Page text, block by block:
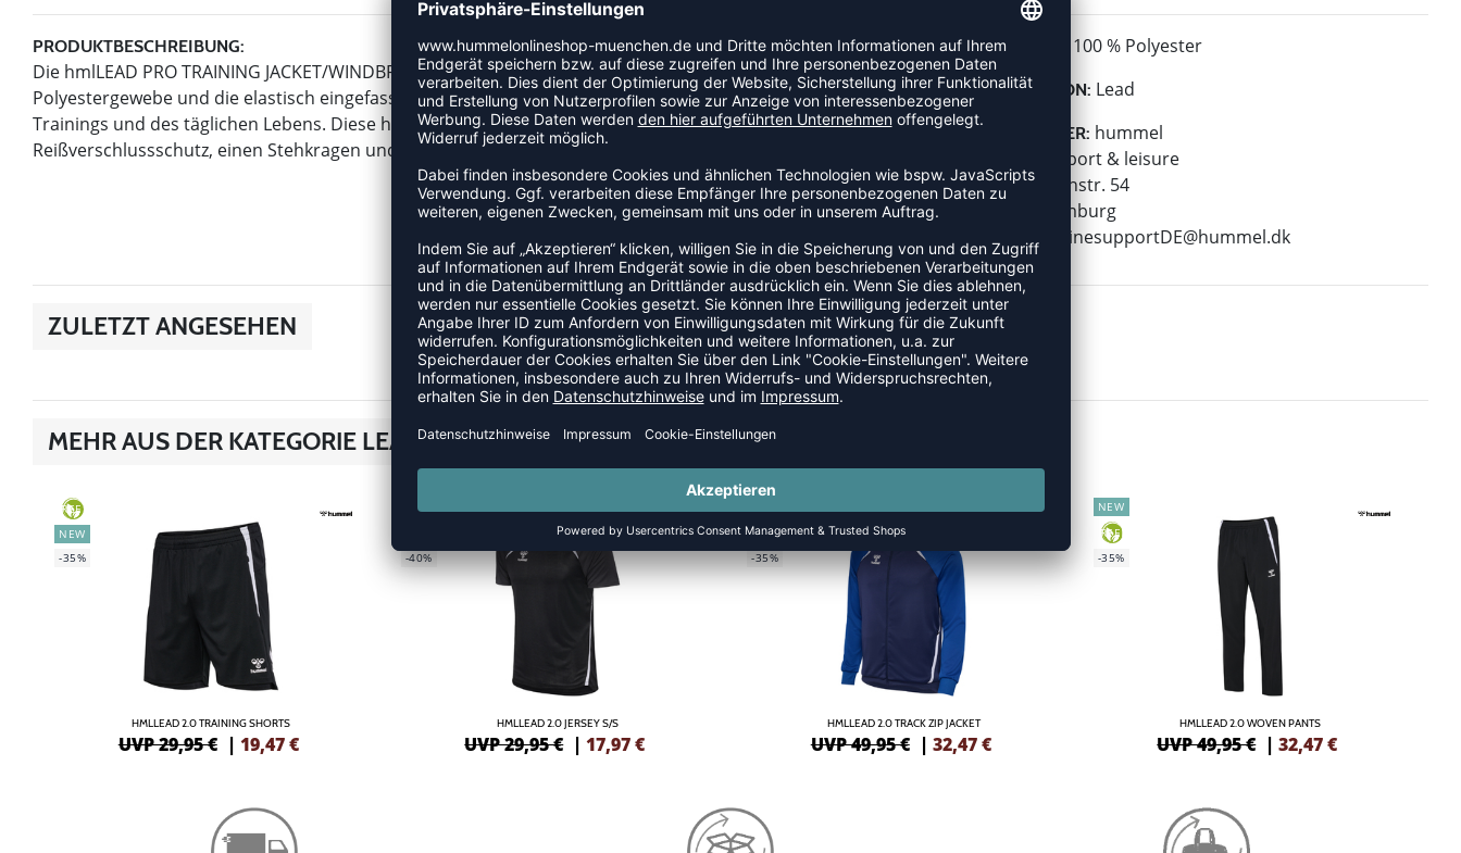
PRODUKTBESCHREIBUNG:
Die hmlLEAD PRO TRAINING JACKET/WINDBREAKER bietet wasserabweisenden WP3000-Schutz. Das
Polyestergewebe und die elastisch eingefassten Ärmelbündchen schützen vor Wind und Regen während des
Trainings und des täglichen Lebens. Diese hummel® Jacke hat eine durchgehende Reißverschlussfront mit
Reißverschlussschutz, einen Stehkragen und Raglanärmel für zusätzliche Bewegungsfreiheit.
MATERIAL: 100 % Polyester
KOLLEKTION: Lead
HERSTELLER: hummel
hummel sport & leisure
Leverkusenstr. 54
22761 Hamburg
E-Mail:
onlinesupportDE@hummel.dk
ZULETZT ANGESEHEN
MEHR AUS DER KATEGORIE LEAD 2.0
GREEN
NEW
-35%
HMLLEAD 2.0 TRAINING SHORTS
UVP 29,95 € | 19,47€
GREEN
-40%
HMLLEAD 2.0 JERSEY S/S
UVP 29,95 € |17,97€
GREEN
NEW
-35%
HMLLEAD 2.0 TRACK ZIP JACKET
UVP 49,95 € | 32,47€
NEW
GREEN
-35%
HMLLEAD 2.0 WOVEN PANTS
UVP 49,95 € |32,47€